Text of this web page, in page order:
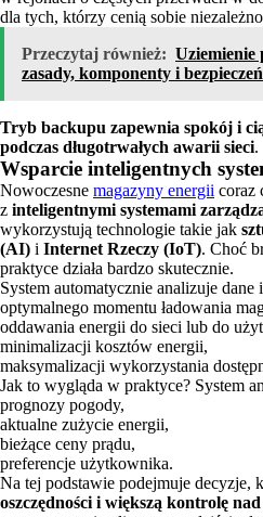
dla tych, którzy cenią sobie
Przeczytaj również: Uziemienie
zasady, komponenty i
Tryb backupu zapewnia spokój i
podczas długotrwałych awarii sieci.
Wsparcie inteligentnych
Nowoczesne magazyny energii coraz
z inteligentnymi systemami
wykorzystują technologie takie jak
(AI) i Internet Rzeczy (IoT). Choć
praktyce działa bardzo skutecznie.
System automatycznie analizuje
optymalnego momentu ładowania
oddawania energii do sieci lub do
minimalizacji kosztów energii,
maksymalizacji wykorzystania
Jak to wygląda w praktyce? System
prognozy pogody,
aktualne zużycie energii,
bieżące ceny prądu,
preferencje użytkownika.
Na tej podstawie podejmuje decyzje,
oszczędności i większą kontrolę